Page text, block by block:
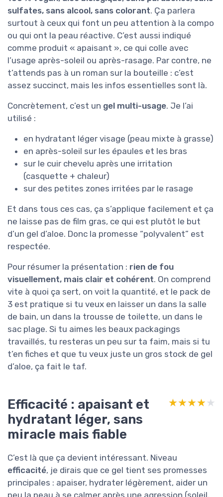
sulfates, sans alcool, sans colorant. Ça parlera
surtout à ceux qui font un peu attention à la compo
ou qui ont la peau réactive. C’est aussi indiqué
comme produit « apaisant », ce qui colle avec
l’usage après-soleil ou après-rasage. Par contre, ne
t’attends pas à un roman sur la bouteille : c’est
assez succinct, mais les infos essentielles sont là.
Concrètement, c’est un gel multi-usage. Je l’ai
utilisé :
en hydratant léger visage (peau mixte à grasse)
en après-soleil sur les épaules et les bras
sur le cuir chevelu après une irritation
(casquette + chaleur)
sur des petites zones irritées par le rasage
Et dans tous ces cas, ça s’applique facilement et ça
ne laisse pas de film gras, ce qui est plutôt le but
d’un gel d’aloe. Donc la promesse “polyvalent” est
respectée.
Pour résumer la présentation : rien de fou
visuellement, mais clair et cohérent. On comprend
vite à quoi ça sert, on voit la quantité, et le pack de
3 est pratique si tu veux en laisser un dans la salle
de bain, un dans la trousse de toilette, un dans le
sac plage. Si tu aimes les beaux packagings
travaillés, tu resteras un peu sur ta faim, mais si tu
t’en fiches et que tu veux juste un gros stock de gel
d’aloe, ça fait le taf.
Efficacité : apaisant et
hydratant léger, sans
miracle mais fiable
★★★★★
★★★★★
C’est là que ça devient intéressant. Niveau
efficacité, je dirais que ce gel tient ses promesses
principales : apaiser, hydrater légèrement, aider un
peu la peau à se calmer après une agression (soleil,